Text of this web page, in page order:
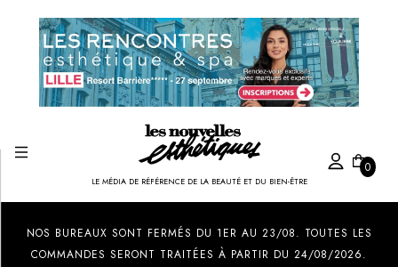
LE MÉDIA DE RÉFÉRENCE DE LA BEAUTÉ ET DU BIEN-ÊTRE
0
NOS BUREAUX SONT FERMÉS DU 1ER AU 23/08. TOUTES LES
COMMANDES SERONT TRAITÉES À PARTIR DU 24/08/2026.